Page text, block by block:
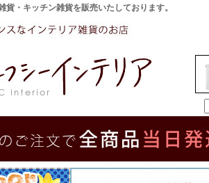
貨・キッチン雑貨を販売いたしております。